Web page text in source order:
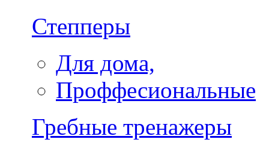
Степперы
Для дома,
Проффесиональные
Гребные тренажеры